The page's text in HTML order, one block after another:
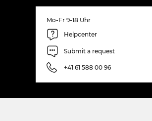
Mo-Fr 9-18 Uhr
Helpcenter
Submit a request
+41 61 588 00 96